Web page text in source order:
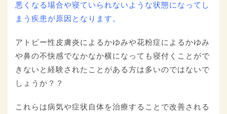
悪くなる場合や寝ていられないような状態になってし
まう疾患が原因となります。
アトピー性皮膚炎によるかゆみや花粉症によるかゆみ
や鼻の不快感でなかなか横になっても寝付くことがで
きないと経験されたことがある方は多いのではないで
しょうか？？
これらは病気や症状自体を治療することで改善される